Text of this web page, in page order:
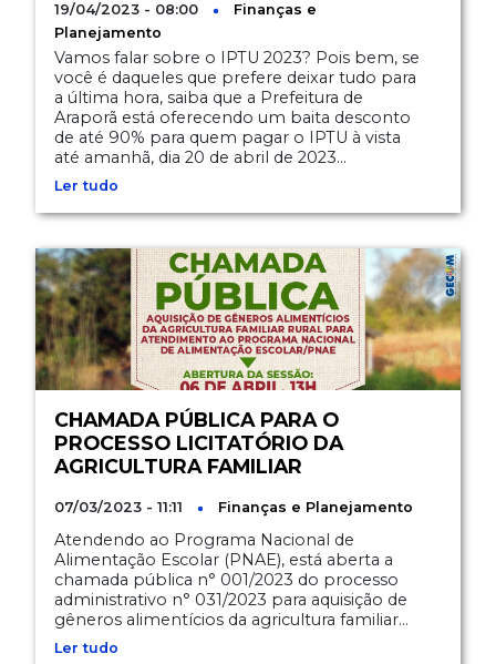
19/04/2023 - 08:00
Finanças e
Planejamento
Vamos falar sobre o IPTU 2023? Pois bem, se
você é daqueles que prefere deixar tudo para
a última hora, saiba que a Prefeitura de
Araporã está oferecendo um baita desconto
de até 90% para quem pagar o IPTU à vista
até amanhã, dia 20 de abril de 2023...
Ler tudo
CHAMADA PÚBLICA PARA O
PROCESSO LICITATÓRIO DA
AGRICULTURA FAMILIAR
07/03/2023 - 11:11 Finanças e Planejamento
Atendendo ao Programa Nacional de
Alimentação Escolar (PNAE), está aberta a
chamada pública n° 001/2023 do processo
administrativo n° 031/2023 para aquisição de
gêneros alimentícios da agricultura familiar...
Ler tudo